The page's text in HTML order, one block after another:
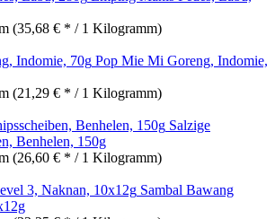
(35,68 € * / 1 Kilogramm)
Pop Mie Mi Goreng, Indomie,
(21,29 € * / 1 Kilogramm)
Salzige
Benhelen, 150g
(26,60 € * / 1 Kilogramm)
Sambal Bawang